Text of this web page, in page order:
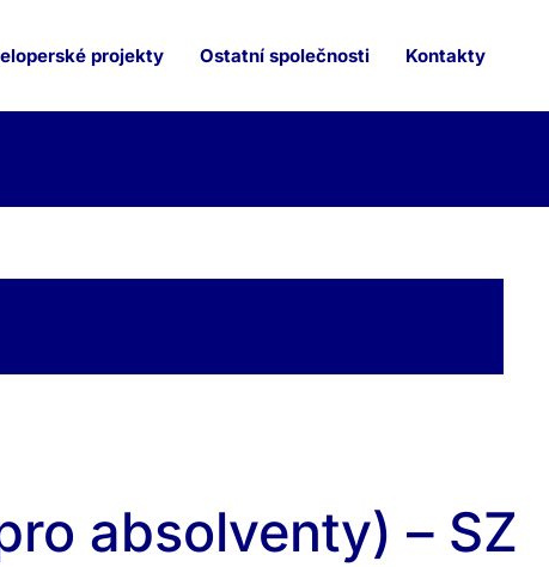
projekty Ostatní společnosti Kontakty
absolventy) – SZ